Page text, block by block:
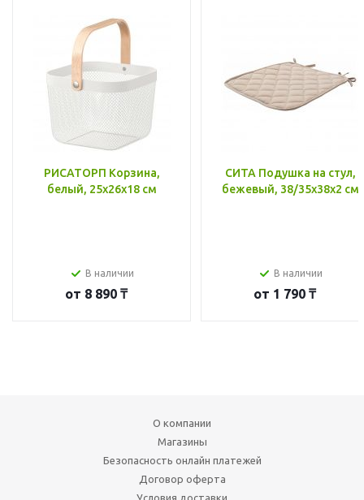
РИСАТОРП Корзина,
белый, 25x26x18 см
В наличии
от 8 890 ₸
СИТА Подушка на стул,
бежевый, 38/35x38x2 см
В наличии
от 1 790 ₸
О компании
Магазины
Безопасность онлайн платежей
Договор оферта
Условия доставки